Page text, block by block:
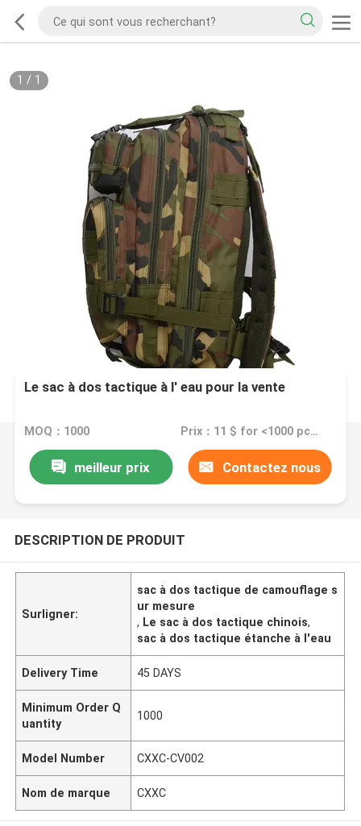
1 / 1
Le sac à dos tactique à l' eau pour la vente
MOQ：1000 Prix：11 $ for <1000 pcs，10.5 $ for >1000 pcs
meilleur prix Contactez nous
DESCRIPTION DE PRODUIT
Surligner:
sac à dos tactique de camouflage s
ur mesure
, Le sac à dos tactique chinois,
sac à dos tactique étanche à l'eau
Delivery Time 45 DAYS
Minimum Order Q
uantity
1000
Model Number CXXC-CV002
Nom de marque CXXC